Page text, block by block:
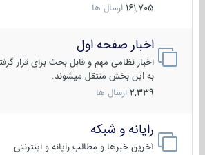
161,705 ارسال ها
اخبار صفحه اول
اخبار نظامی مهم و قابل بحث برای قرار
به این بخش منتقل میشوند.
2,339 ارسال ها
رایانه و شبکه
آخرین خبرها و مطالب رایانه و اینترنتی